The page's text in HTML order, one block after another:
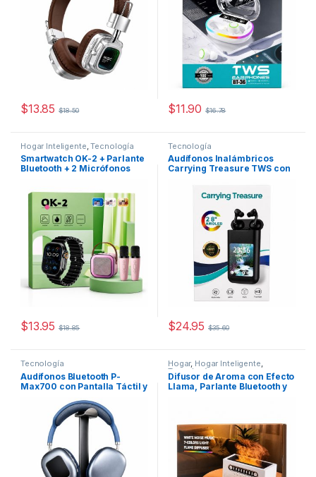
$13.85 $18.50
Este producto tiene múltiples variantes. Las opciones se
$11.90 $16.78
Hogar Inteligente ,Tecnología
Smartwatch OK-2 + Parlante
Bluetooth + 2 Micrófonos
$13.95 $18.85
Este producto tiene múltiples variantes. Las opciones se
Tecnología
Audífonos Inalámbricos
Carrying Treasure TWS con
$24.95 $35.60
Tecnología
Audífonos Bluetooth P-
Max700 con Pantalla Táctil y
Hogar, Hogar Inteligente,
Tecnología
Difusor de Aroma con Efecto
Llama, Parlante Bluetooth y